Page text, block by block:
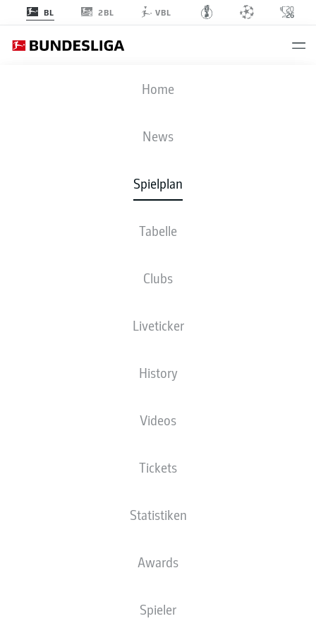
BL 2BL VBL
Home
News
Spielplan
Tabelle
Clubs
Liveticker
History
Videos
Tickets
Statistiken
Awards
Spieler
FCU
1 1
AUFSTELLUNGEN
33'